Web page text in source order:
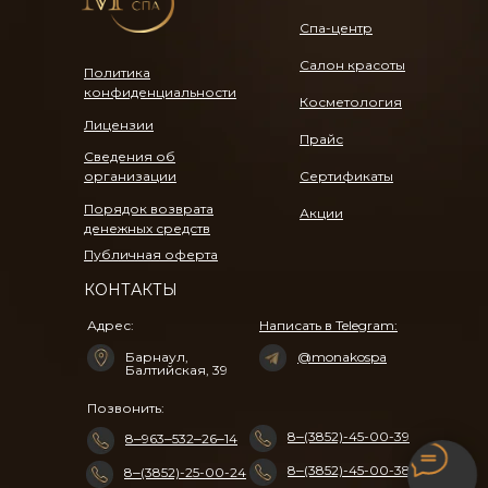
8‒(3852)-25-00-24
8‒(3852)-45-00-39
8‒(3852)-45-00-38
Позвонить:
8‒963‒532‒26‒14
Написать в Telegram:
@monakospa
Адрес:
Барнаул, ​
Балтийская, 39​
Политика
конфиденциальности
Публичная оферта
Лицензии
Сведения об
организации
Порядок возврата
денежных средств
Косметология
Спа-центр
Салон красоты
Сертификаты
Акции
Прайс
КОНТАКТЫ